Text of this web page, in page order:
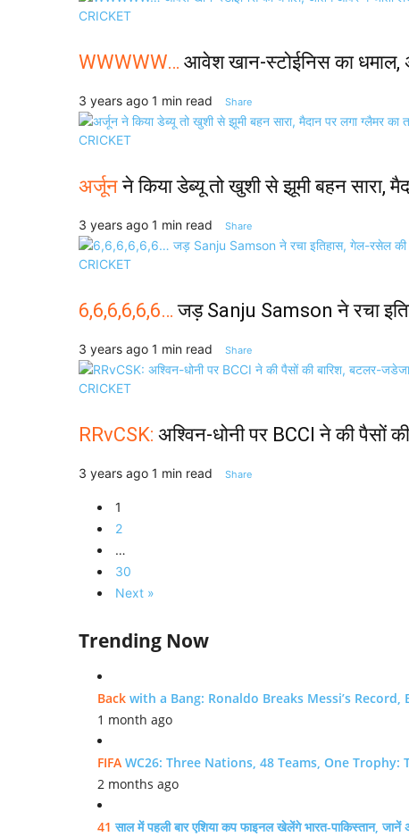
CRICKET
WWWWW… आवेश खान-स्टोईनिस का धमाल,
3 years ago 1 min read Share
CRICKET
अर्जूनने किया डेब्यू तो खुशी से झूमी बहन सारा,
3 years ago 1 min read Share
CRICKET
6,6,6,6,6,6… जड़ Sanju Samson ने रचा
3 years ago 1 min read Share
CRICKET
RRvCSK: अश्विन-धोनी पर BCCI ने की पैसों
3 years ago 1 min read Share
1
2
…
30
Next »
Trending Now
Back with a Bang: Ronaldo Breaks Messi’s
1 month ago
FIFA WC26: Three Nations, 48 Teams, One
2 months ago
41 साल में पहली बार एशिया कप फाइनल खेलेंगे भारत-पाकिस्तान,